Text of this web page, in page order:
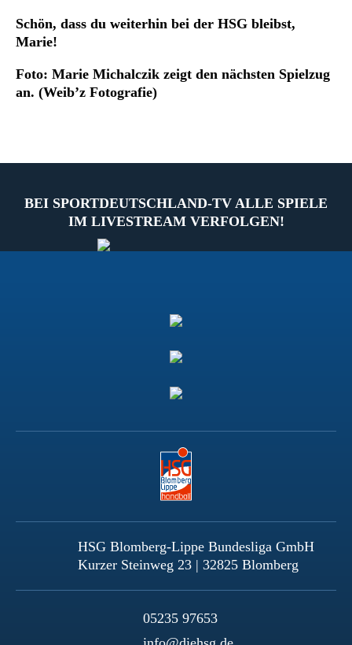
Schön, dass du weiterhin bei der HSG bleibst,
Marie!
Foto: Marie Michalczik zeigt den nächsten Spielzug
an. (Weib’z Fotografie)
BEI SPORTDEUTSCHLAND-TV ALLE SPIELE
IM LIVESTREAM VERFOLGEN!
HSG Blomberg-Lippe Bundesliga GmbH
Kurzer Steinweg 23 | 32825 Blomberg
05235 97653